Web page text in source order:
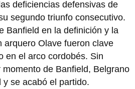
deficiencias defensivas de
segundo triunfo consecutivo.
Banfield en la definición y la
arquero Olave fueron clave
en el arco cordobés. Sin
de Banfield, Belgrano
se acabó el partido.